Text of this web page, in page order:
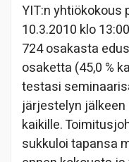
YIT:n yhtiökokous
10.3.2010 klo
724 osakasta
osaketta (45,0 %
testasi
järjestelyn
kaikille.
sukkuloi tapansa